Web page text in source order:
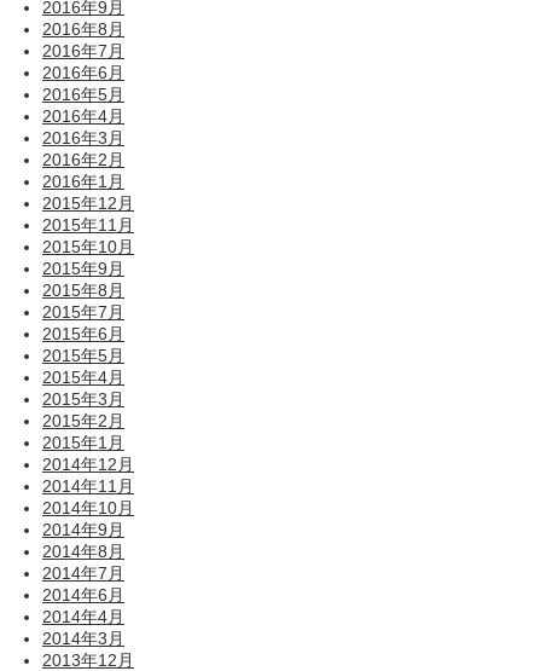
2016年9月
2016年8月
2016年7月
2016年6月
2016年5月
2016年4月
2016年3月
2016年2月
2016年1月
2015年12月
2015年11月
2015年10月
2015年9月
2015年8月
2015年7月
2015年6月
2015年5月
2015年4月
2015年3月
2015年2月
2015年1月
2014年12月
2014年11月
2014年10月
2014年9月
2014年8月
2014年7月
2014年6月
2014年4月
2014年3月
2013年12月